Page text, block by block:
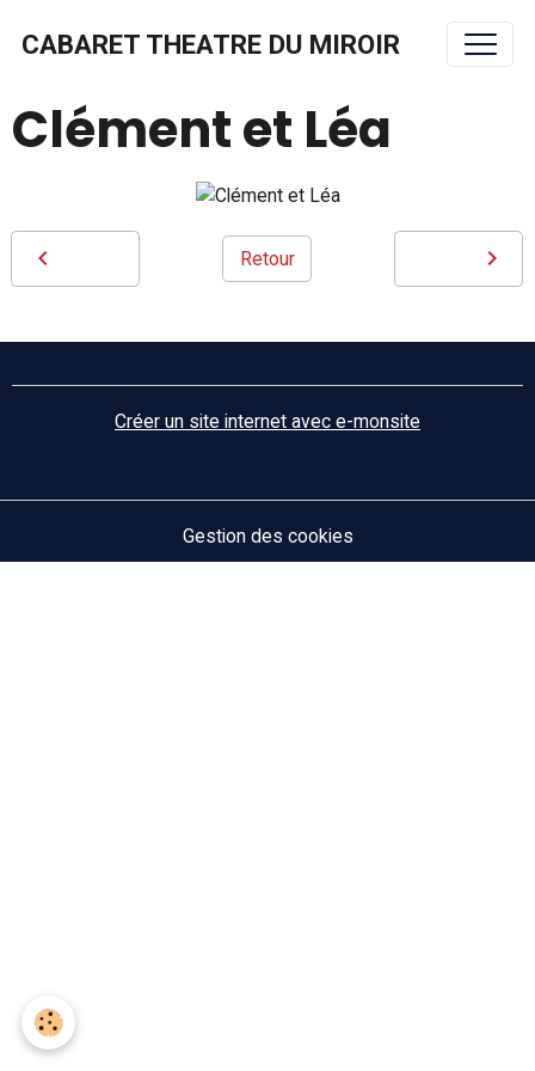
CABARET THEATRE DU MIROIR
Clément et Léa
Retour
Créer un site internet avec e-monsite
Gestion des cookies